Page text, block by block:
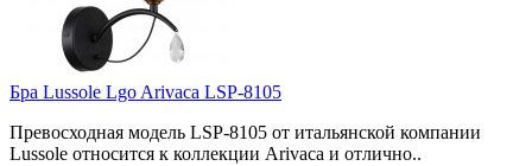
Бра Lussole Lgo Arivaca LSP-8105
Превосходная модель LSP-8105 от итальянской компании
Lussole относится к коллекции Arivaca и отлично..